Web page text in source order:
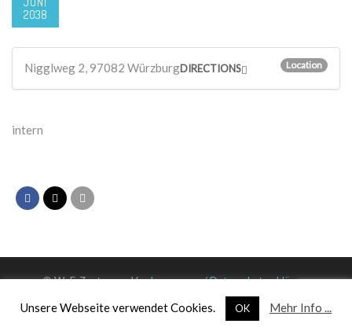
2038
Nigglweg 2, 97082 Würzburg Location
DIRECTIONS
intern
© WuF-Zentrum e. V. –Impressum / Datenschutzerklärung
Unsere Webseite verwendet Cookies. OK Mehr Info ...